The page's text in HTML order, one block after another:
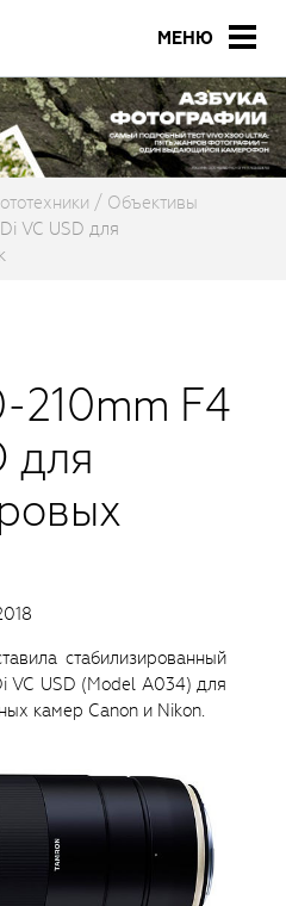
МЕНЮ
Объективы
VC USD для
210mm F4
для
стабилизированный
VC USD (Model A034) для
камер Canon и Nikon.